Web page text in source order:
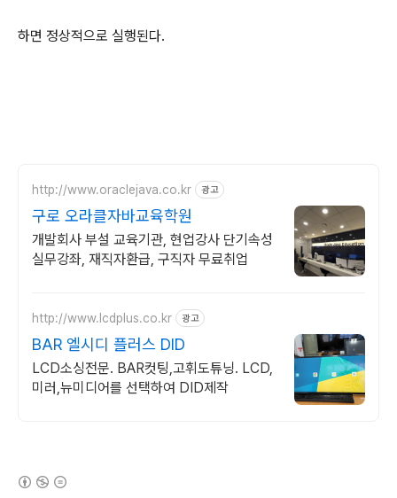
하면 정상적으로 실행된다.
http://www.oraclejava.co.kr 광고
구로 오라클자바교육학원
개발회사 부설 교육기관, 현업강사 단기속성
실무강좌, 재직자환급, 구직자 무료취업
http://www.lcdplus.co.kr 광고
BAR 엘시디 플러스 DID
LCD소싱전문. BAR컷팅,고휘도튜닝. LCD,
미러,뉴미디어를 선택하여 DID제작